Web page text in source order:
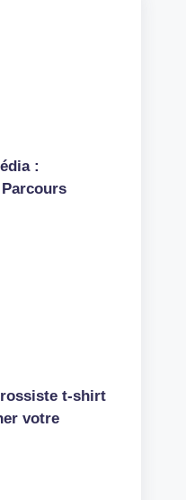
:
t-shirt
votre